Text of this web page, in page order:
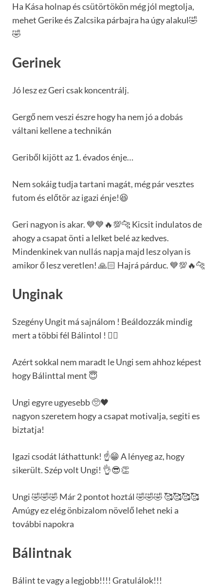
Ha Kása holnap és csütörtökön még jól megtolja,
mehet Gerike és Zalcsika párbajra ha úgy alakul🤣
🤣
Gerinek
Jó lesz ez Geri csak koncentrálj.
Gergő nem veszi észre hogy ha nem jó a dobás
váltani kellene a technikán
Geriből kijött az 1. évados énje…
Nem sokáig tudja tartani magát, még pár vesztes
futom és előtör az igazi énje!😆
Geri nagyon is akar. 💙💙🔥💯🐆 Kicsit indulatos de
ahogy a csapat önti a lelket belé az kedves.
Mindenkinek van nullás napja majd lesz olyan is
amikor ő lesz veretlen! 🙏🏻 Hajrá párduc. 💙💯🔥🐆
Unginak
Szegény Ungit má sajnálom ! Beáldozzák mindig
mert a többi fél Bálintol ! 🤦‍♂️
Azért sokkal nem maradt le Ungi sem ahhoz képest
hogy Bálinttal ment 😇
Ungi egyre ugyesebb 🥺🖤
nagyon szeretem hogy a csapat motivalja, segiti es
biztatja!
Igazi csodát láthattunk! ☝️😁 A lényeg az, hogy
sikerült. Szép volt Ungi! 👌😎👏
Ungi 🤣🤣🤣 Már 2 pontot hoztál 🤣🤣🤣 🥰🥰🥰🥰
Amúgy ez elég önbizalom növelő lehet neki a
további napokra
Bálintnak
Bálint te vagy a legjobb!!!! Gratulálok!!!